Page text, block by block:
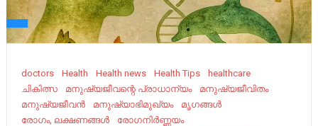
doctors Health Health news Health Tips
healthcare
ചികിത്സ
മനുഷ്യജീവന്റെ പ്രാധാന്യം
മനുഷ്യജീവിതം
മനുഷ്യജീവൻ
മനുഷ്യാഭിമുഖ്യം
മൃഗങ്ങൾ
രോഗം, ലക്ഷണങ്ങൾ
രോഗനിർണ്ണയം